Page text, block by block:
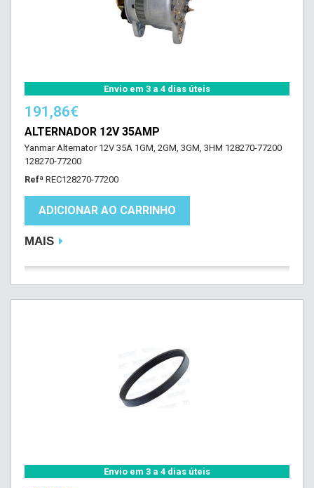
Envio em 3 a 4 dias úteis
191,86€
ALTERNADOR 12V 35AMP
Yanmar Alternator 12V 35A 1GM, 2GM, 3GM, 3HM 128270-77200
128270-77200
Refª REC128270-77200
ADICIONAR AO CARRINHO
MAIS
Envio em 3 a 4 dias úteis